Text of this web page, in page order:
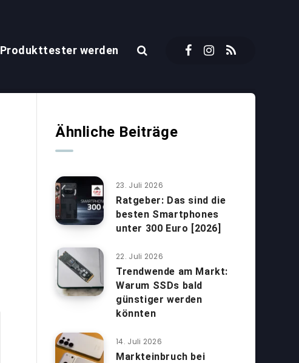
Produkttester werden
Ähnliche Beiträge
23. Juli 2026
Ratgeber: Das sind die
besten Smartphones
unter 300 Euro [2026]
22. Juli 2026
Trendwende am Markt:
Warum SSDs bald
günstiger werden
könnten
14. Juli 2026
Markteinbruch bei